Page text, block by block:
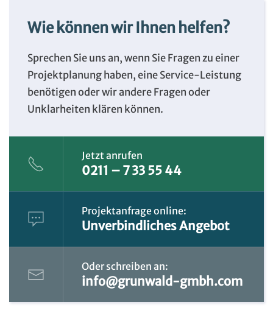
Wie können wir Ihnen helfen?
Sprechen Sie uns an, wenn Sie Fragen zu einer
Projektplanung haben, eine Service-Leistung
benötigen oder wir andere Fragen oder
Unklarheiten klären können.
Jetzt anrufen
0211 – 7 33 55 44
Projektanfrage online:
Unverbindliches Angebot
Oder schreiben an:
info@grunwald-gmbh.com